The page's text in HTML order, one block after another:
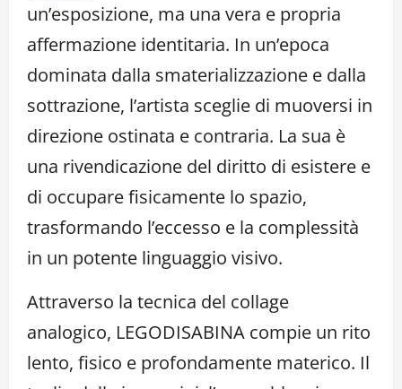
un’esposizione, ma una vera e propria
affermazione identitaria. In un’epoca
dominata dalla smaterializzazione e dalla
sottrazione, l’artista sceglie di muoversi in
direzione ostinata e contraria. La sua è
una rivendicazione del diritto di esistere e
di occupare fisicamente lo spazio,
trasformando l’eccesso e la complessità
in un potente linguaggio visivo.
Attraverso la tecnica del collage
analogico, LEGODISABINA compie un rito
lento, fisico e profondamente materico. Il